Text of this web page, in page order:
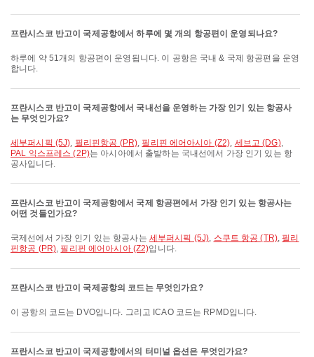
프란시스코 반고이 국제공항에서 하루에 몇 개의 항공편이 운영되나요?
하루에 약 51개의 항공편이 운영됩니다. 이 공항은 국내 & 국제 항공편을 운영
합니다.
프란시스코 반고이 국제공항에서 국내선을 운영하는 가장 인기 있는 항공사
는 무엇인가요?
세부퍼시픽 (5J), 필리핀항공 (PR), 필리핀 에어아시아 (Z2), 세브고 (DG),
PAL 익스프레스 (2P)는 아시아에서 출발하는 국내선에서 가장 인기 있는 항
공사입니다.
프란시스코 반고이 국제공항에서 국제 항공편에서 가장 인기 있는 항공사는
어떤 것들인가요?
국제선에서 가장 인기 있는 항공사는 세부퍼시픽 (5J), 스쿠트 항공 (TR), 필리
핀항공 (PR), 필리핀 에어아시아 (Z2)입니다.
프란시스코 반고이 국제공항의 코드는 무엇인가요?
이 공항의 코드는 DVO입니다. 그리고 ICAO 코드는 RPMD입니다.
프란시스코 반고이 국제공항에서의 터미널 옵션은 무엇인가요?